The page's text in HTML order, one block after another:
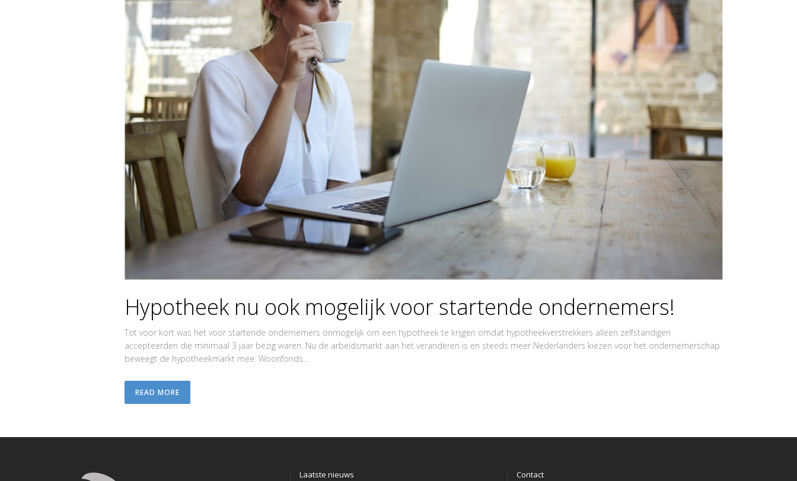
Hypotheek nu ook mogelijk voor startende ondernemers!
Tot voor kort was het voor startende ondernemers onmogelijk om een hypotheek te krijgen omdat hypotheekverstrekkers alleen zelfstandigen
accepteerden die minimaal 3 jaar bezig waren. Nu de arbeidsmarkt aan het veranderen is en steeds meer Nederlanders kiezen voor het ondernemerschap
beweegt de hypotheekmarkt mee. Woonfonds...
READ MORE
Laatste nieuws Contact